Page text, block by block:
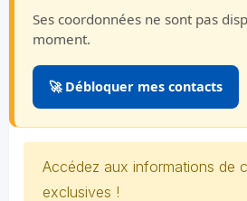
Ses coordonnées ne sont pas
moment.
🚀 Débloquer mes contacts
Accédez aux informations de
exclusives !